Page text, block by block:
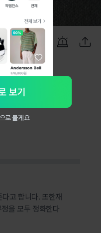
고 합니다. 또한재
을 모두 정화한다
로 볼게요